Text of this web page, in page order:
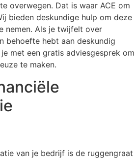
overwegen. Dat is waar ACE om
bieden deskundige hulp om deze
nemen. Als je twijfelt over
behoefte hebt aan deskundig
met een gratis adviesgesprek om
te maken.
van je bedrijf is de ruggengraat